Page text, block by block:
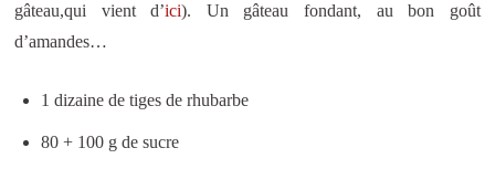
gâteau,qui vient d’ici). Un gâteau fondant, au bon goût
d’amandes…
1 dizaine de tiges de rhubarbe
80 + 100 g de sucre